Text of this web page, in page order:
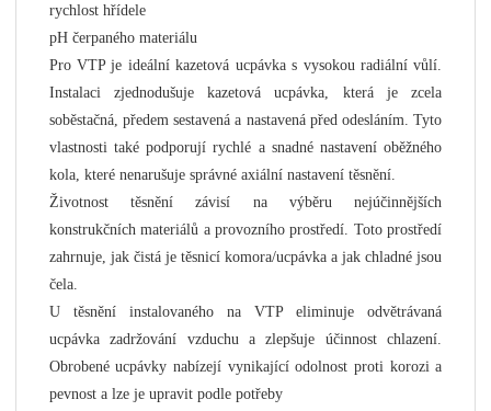
rychlost hřídele
pH čerpaného materiálu
Pro VTP je ideální kazetová ucpávka s vysokou radiální vůlí.
Instalaci zjednodušuje kazetová ucpávka, která je zcela
soběstačná, předem sestavená a nastavená před odesláním. Tyto
vlastnosti také podporují rychlé a snadné nastavení oběžného
kola, které nenarušuje správné axiální nastavení těsnění.
Životnost těsnění závisí na výběru nejúčinnějších
konstrukčních materiálů a provozního prostředí. Toto prostředí
zahrnuje, jak čistá je těsnicí komora/ucpávka a jak chladné jsou
čela.
U těsnění instalovaného na VTP eliminuje odvětrávaná
ucpávka zadržování vzduchu a zlepšuje účinnost chlazení.
Obrobené ucpávky nabízejí vynikající odolnost proti korozi a
pevnost a lze je upravit podle potřeby